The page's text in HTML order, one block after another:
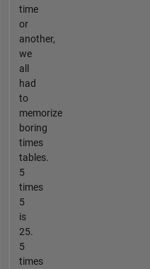
time
or
another,
we
all
had
to
memorize
boring
times
tables.
5
times
5
is
25.
5
times